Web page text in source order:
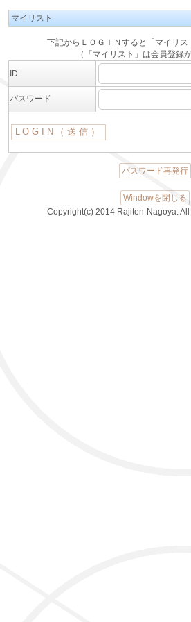
マイリスト
下記からＬＯＧＩＮすると「マイリス
（「マイリスト」は会員登録
ID
パスワード
パスワード再発行
Windowを閉じる
Copyright(c) 2014 Rajiten-Nagoya.